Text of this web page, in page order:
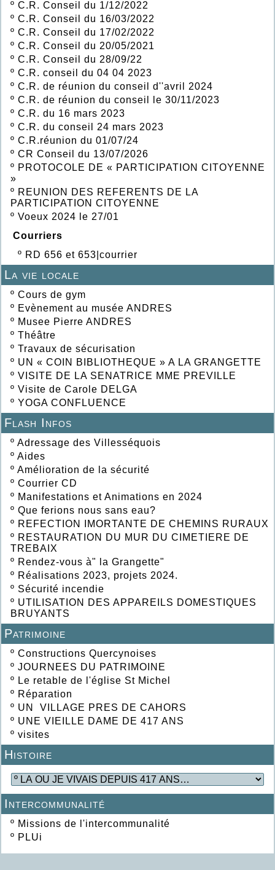
º C.R. Conseil du 1/12/2022
º C.R. Conseil du 16/03/2022
º C.R. Conseil du 17/02/2022
º C.R. Conseil du 20/05/2021
º C.R. Conseil du 28/09/22
º C.R. conseil du 04 04 2023
º C.R. de réunion du conseil d''avril 2024
º C.R. de réunion du conseil le 30/11/2023
º C.R. du 16 mars 2023
º C.R. du conseil 24 mars 2023
º C.R.réunion du 01/07/24
º CR Conseil du 13/07/2026
º PROTOCOLE DE « PARTICIPATION CITOYENNE
»
º REUNION DES REFERENTS DE LA
PARTICIPATION CITOYENNE
º Voeux 2024 le 27/01
Courriers
º RD 656 et 653|courrier
La vie locale
º Cours de gym
º Evènement au musée ANDRES
º Musee Pierre ANDRES
º Théâtre
º Travaux de sécurisation
º UN « COIN BIBLIOTHEQUE » A LA GRANGETTE
º VISITE DE LA SENATRICE MME PREVILLE
º Visite de Carole DELGA
º YOGA CONFLUENCE
Flash Infos
º Adressage des Villesséquois
º Aides
º Amélioration de la sécurité
º Courrier CD
º Manifestations et Animations en 2024
º Que ferions nous sans eau?
º REFECTION IMORTANTE DE CHEMINS RURAUX
º RESTAURATION DU MUR DU CIMETIERE DE
TREBAIX
º Rendez-vous à" la Grangette"
º Réalisations 2023, projets 2024.
º Sécurité incendie
º UTILISATION DES APPAREILS DOMESTIQUES
BRUYANTS
Patrimoine
º Constructions Quercynoises
º JOURNEES DU PATRIMOINE
º Le retable de l'église St Michel
º Réparation
º UN VILLAGE PRES DE CAHORS
º UNE VIEILLE DAME DE 417 ANS
º visites
Histoire
Intercommunalité
º Missions de l'intercommunalité
º PLUi